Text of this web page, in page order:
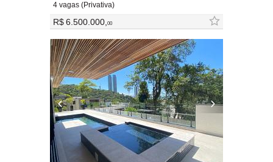
4 vagas (Privativa)
R$ 6.500.000,00